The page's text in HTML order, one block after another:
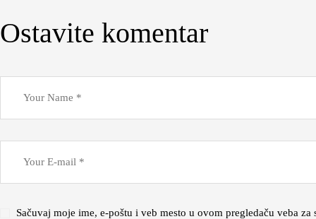
Ostavite komentar
Sačuvaj moje ime, e-poštu i veb mesto u ovom pregledaču veba za